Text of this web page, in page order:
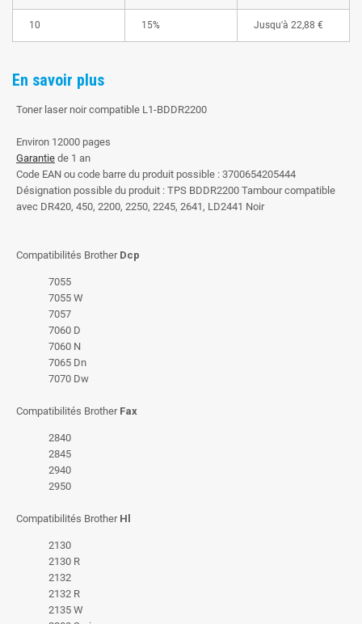
10 15% Jusqu'à 22,88 €
En savoir plus
Toner laser noir compatible L1-BDDR2200
Environ 12000 pages
Garantie de 1 an
Code EAN ou code barre du produit possible : 3700654205444
Désignation possible du produit : TPS BDDR2200 Tambour compatible
avec DR420, 450, 2200, 2250, 2245, 2641, LD2441 Noir
Compatibilités Brother Dcp
7055
7055 W
7057
7060 D
7060 N
7065 Dn
7070 Dw
Compatibilités Brother Fax
2840
2845
2940
2950
Compatibilités Brother Hl
2130
2130 R
2132
2132 R
2135 W